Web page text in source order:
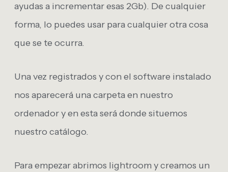
ayudas a incrementar esas 2Gb). De cualquier
forma, lo puedes usar para cualquier otra cosa
que se te ocurra.
Una vez registrados y con el software instalado
nos aparecerá una carpeta en nuestro
ordenador y en esta será donde situemos
nuestro catálogo.
Para empezar abrimos lightroom y creamos un